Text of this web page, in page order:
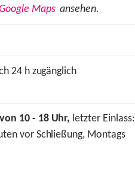
Mapsansehen.
24 h zugänglich
10 - 18 Uhr, letzter Einlass:
vor Schließung, Montags